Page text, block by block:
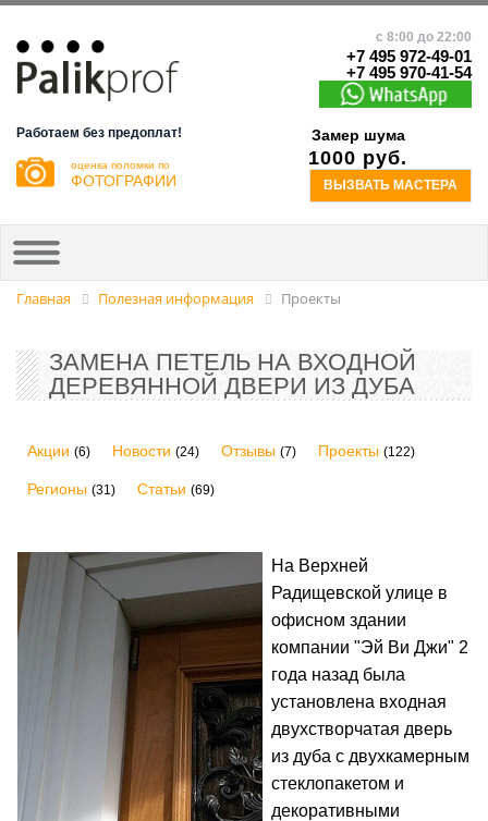
с 8:00 до 22:00
+7 495 972-49-01
+7 495 970-41-54
Работаем без предоплат!
оценка поломки по
ФОТОГРАФИИ
Замер шума
1000 руб.
ВЫЗВАТЬ МАСТЕРА
Главная Полезная информация Проекты
ЗАМЕНА ПЕТЕЛЬ НА ВХОДНОЙ
ДЕРЕВЯННОЙ ДВЕРИ ИЗ ДУБА
Акции (6) Новости (24) Отзывы (7) Проекты (122)
Регионы (31) Статьи (69)
На Верхней
Радищевской улице в
офисном здании
компании "Эй Ви Джи" 2
года назад была
установлена входная
двухстворчатая дверь
из дуба с двухкамерным
стеклопакетом и
декоративными